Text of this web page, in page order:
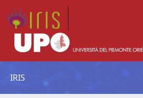
IRIS